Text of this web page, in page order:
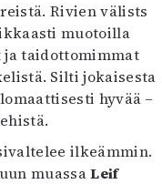
Rivien välists
muotoilla
taidottomimmat
Silti jokaisesta
hyvää –
ilkeämmin.
muassaLeif